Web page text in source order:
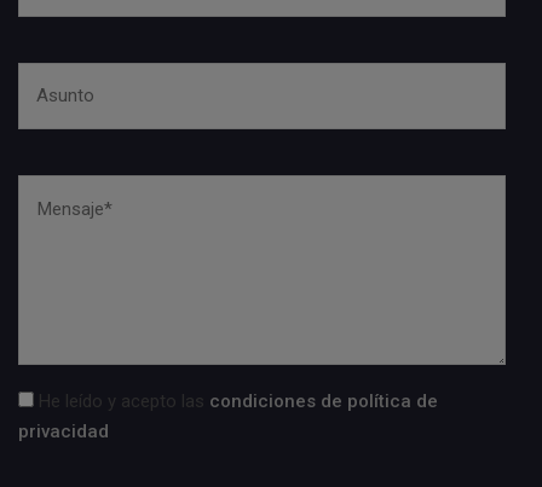
He leído y acepto las condiciones de política de
privacidad